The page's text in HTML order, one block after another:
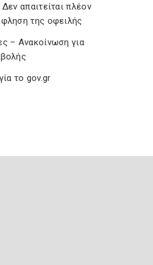
απαιτείται πλέον
της οφειλής
– Ανακοίνωση για
το gov.gr